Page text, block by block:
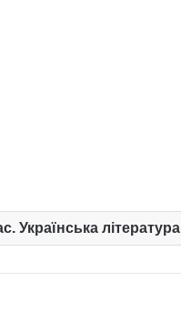
Українська література